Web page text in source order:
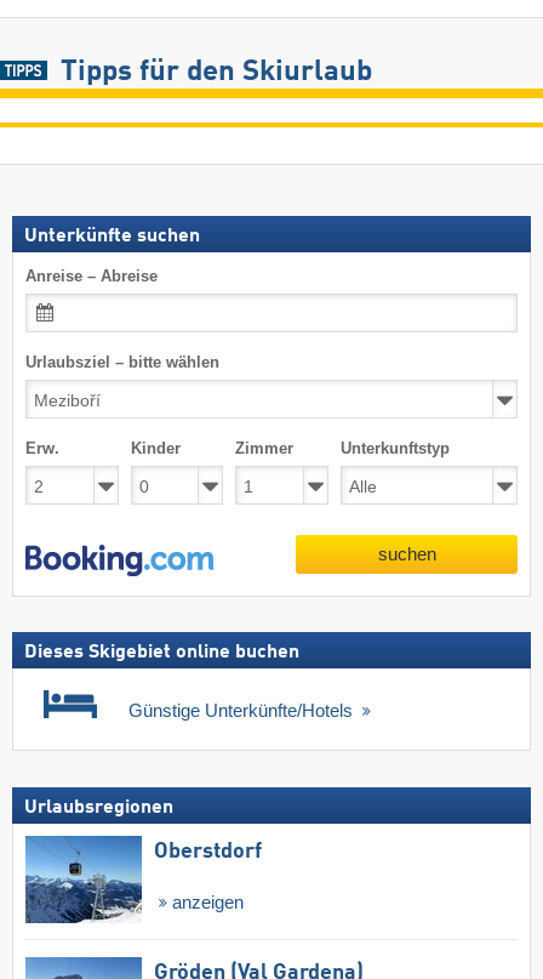
Tipps für den Skiurlaub
Unterkünfte suchen
Anreise – Abreise
Urlaubsziel – bitte wählen
Erw. Kinder Zimmer Unterkunftstyp
suchen
Dieses Skigebiet online buchen
Günstige Unterkünfte/Hotels
Urlaubsregionen
Oberstdorf
anzeigen
Gröden (Val Gardena)